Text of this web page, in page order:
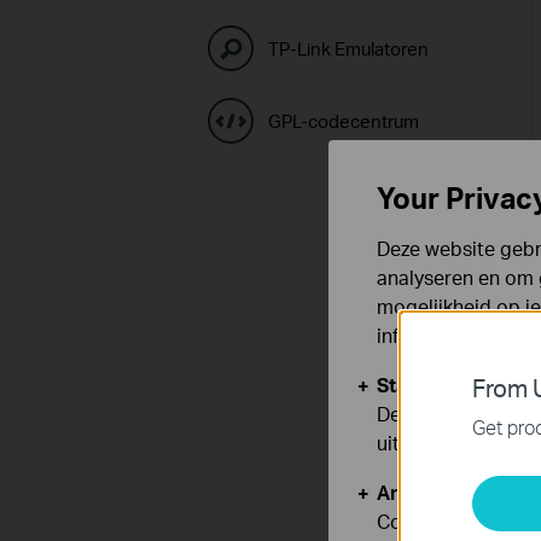
TP-Link Emulatoren
GPL-codecentrum
From
Get
Your
Deze website
analyseren en
mogelijkheid op
informatie.
Standaard
Deze cookies zijn
uitgeschakeld.
Analyse en
Cookies voor